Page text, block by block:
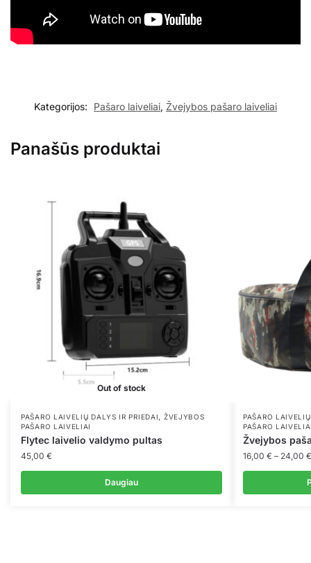
Kategorijos: Pašaro laiveliai, Žvejybos pašaro laiveliai
Panašūs produktai
Out of stock
PAŠARO LAIVELIŲ DALYS IR PRIEDAI
ŽVEJYBOS
PAŠARO LAIVELIAI
Flytec laivelio valdymo pultas
45,00 €
Daugiau
PAŠARO
PAŠARO
Žvejybos
16,00 € – 24,00 €